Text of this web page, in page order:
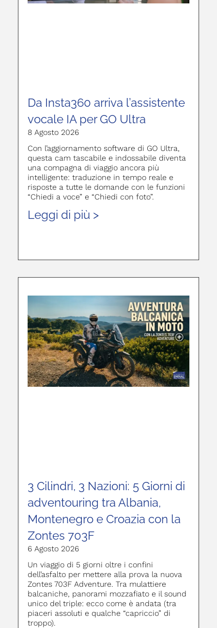
Da Insta360 arriva l’assistente
vocale IA per GO Ultra
8 Agosto 2026
Con l’aggiornamento software di GO Ultra,
questa cam tascabile e indossabile diventa
una compagna di viaggio ancora più
intelligente: traduzione in tempo reale e
risposte a tutte le domande con le funzioni
“Chiedi a voce” e “Chiedi con foto”.
Leggi di più >
3 Cilindri, 3 Nazioni: 5 Giorni di
adventouring tra Albania,
Montenegro e Croazia con la
Zontes 703F
6 Agosto 2026
Un viaggio di 5 giorni oltre i confini
dell’asfalto per mettere alla prova la nuova
Zontes 703F Adventure. Tra mulattiere
balcaniche, panorami mozzafiato e il sound
unico del triple: ecco come è andata (tra
piaceri assoluti e qualche “capriccio” di
troppo).